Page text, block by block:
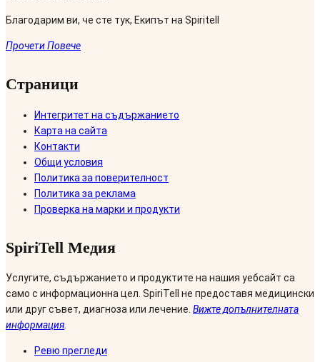
Благодарим ви, че сте тук, Екипът на Spiritell
Прочети Повече
Страници
Интегритет на съдържанието
Карта на сайта
Контакти
Общи условия
Политика за поверителност
Политика за реклама
Проверка на марки и продукти
SpiriTell Медия
Услугите, съдържанието и продуктите на нашия уебсайт са
само с информационна цел. SpiriTell не предоставя медицински
или друг съвет, диагноза или лечение. Вижте допълнителната
информация
Ревю прегледи